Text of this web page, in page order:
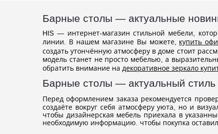
Барные столы — актуальные
HIS — интернет-магазин стильной мебели,
линии. В нашем магазине Вы можете, купить
создать утончённую атмосферу в доме стоит
модель станет не просто мебелью, а
обратить внимание на декоративное зеркало
Барные столы — актуальный
Перед оформлением заказа рекомендуется
создаёте вокруг себя атмосферу уюта, но и
чтобы дизайнерская мебель приехала в
необходимую информацию. чтобы покупка